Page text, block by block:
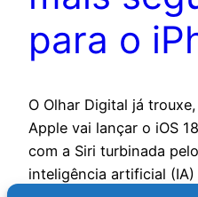
para o
O Olhar Digital já
Apple vai lançar o iOS
com a Siri turbinada
inteligência artificial